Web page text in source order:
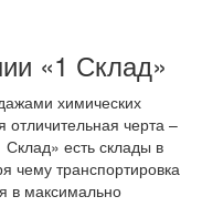
«1 Склад»
химических
черта –
есть склады в
чему транспортировка
в максимально